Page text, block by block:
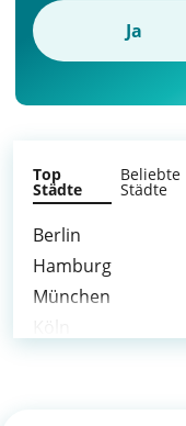
Ja
Top
Städte
Beliebte
Städte
Berlin
Hamburg
München